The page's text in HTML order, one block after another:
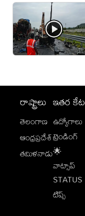
రాష్ట్రాలు
తెలంగాణ
ఆంధ్రప్రదేశ్
తమిళనాడు
ఇతర
ఉద్యోగాలు
ట్రెండింగ్
🌟
వాట్సాప్
STATUS
టిప్స్